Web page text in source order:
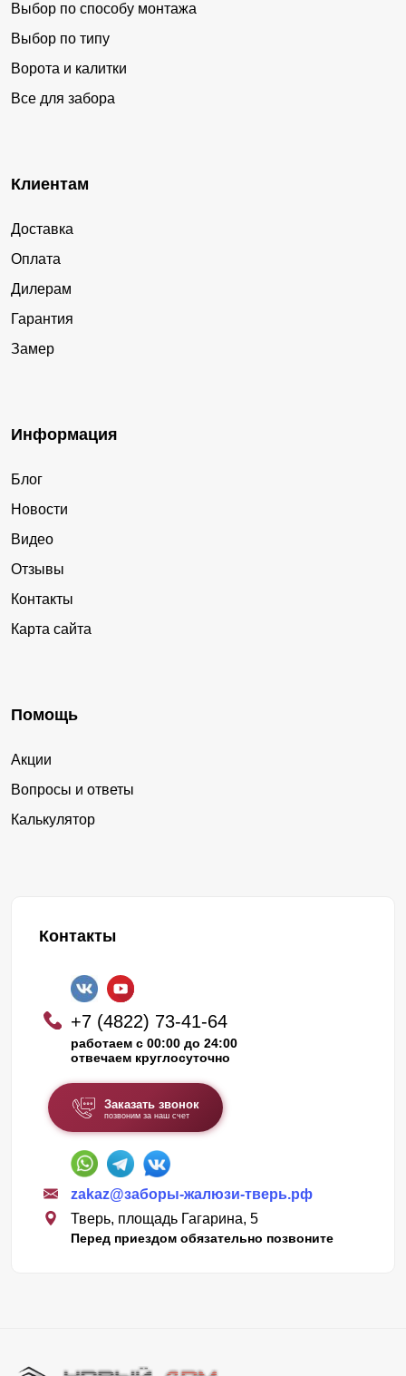
Выбор по способу монтажа
Выбор по типу
Ворота и калитки
Все для забора
Клиентам
Доставка
Оплата
Дилерам
Гарантия
Замер
Информация
Блог
Новости
Видео
Отзывы
Контакты
Карта сайта
Помощь
Акции
Вопросы и ответы
Калькулятор
Контакты
+7 (4822) 73-41-64
работаем с 00:00 до 24:00
отвечаем круглосуточно
Заказать звонок
позвоним за наш счет
zakaz@заборы-жалюзи-тверь.рф
Тверь, площадь Гагарина, 5
Перед приездом обязательно позвоните